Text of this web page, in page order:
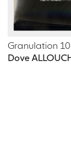
Granulation 10
Dove